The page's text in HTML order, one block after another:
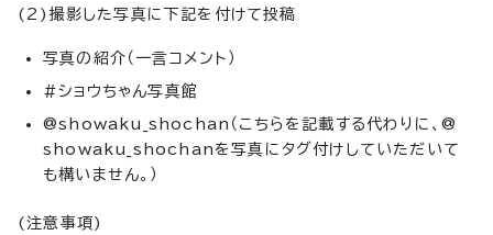
(2)撮影した写真に下記を付けて投稿
写真の紹介（一言コメント）
#ショウちゃん写真館
@showaku_shochan（こちらを記載する代わりに、@
showaku_shochanを写真にタグ付けしていただいて
も構いません。）
(注意事項)